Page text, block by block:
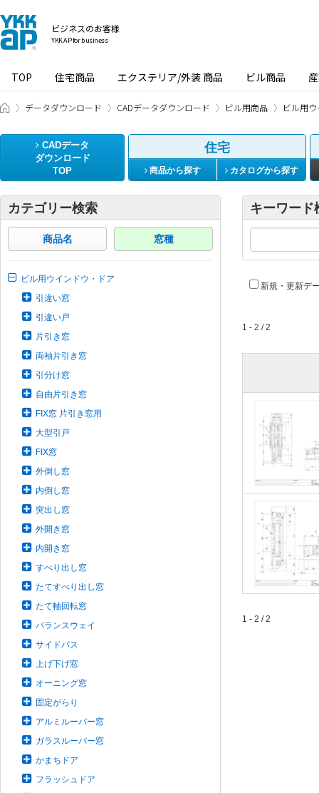
ビジネスのお客様
YKK AP for business
TOP 住宅商品 エクステリア/外装 商品 ビル商品
ビジネスのお客様 HOME
データダウンロード CADデータダウンロード ビル用商品 ビル用
CADデータ
ダウンロード
TOP
住宅
商品から探す カタログから探す
カテゴリー検索
商品名 窓種
ビル用ウインドウ・ドア
引違い窓
引違い戸
片引き窓
両袖片引き窓
引分け窓
自由片引き窓
FIX窓 片引き窓用
大型引戸
FIX窓
外倒し窓
内倒し窓
突出し窓
外開き窓
内開き窓
すべり出し窓
たてすべり出し窓
たて軸回転窓
バランスウェイ
サイドパス
上げ下げ窓
オーニング窓
固定がらり
アルミルーバー窓
ガラスルーバー窓
かまちドア
フラッシュドア
キーワード
新規・更新デ
1 - 2 / 2
1 - 2 / 2